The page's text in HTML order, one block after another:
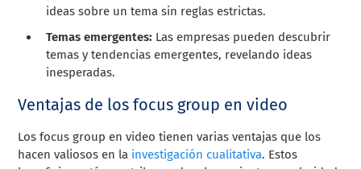
ideas sobre un tema sin reglas estrictas.
Temas emergentes: Las empresas pueden descubrir
temas y tendencias emergentes, revelando ideas
inesperadas.
Ventajas de los focus group en video
Los focus group en video tienen varias ventajas que los
hacen valiosos en la investigación cualitativa. Estos